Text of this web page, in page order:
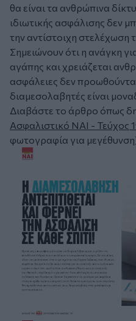
θα είναι τα ανθρώπινα
ιδιωτικής ασφάλισης δεν
την αντίστοιχη
Σημειώνουν ότι η ανάγκη
αγάπης και χρειάζεται
ασφάλειες δεν
διαμεσολαβητές είναι
Διαβάστε το άρθρο όπως
Ασφαλιστικό ΝΑΙ - Τεύχος
φωτογραφία για